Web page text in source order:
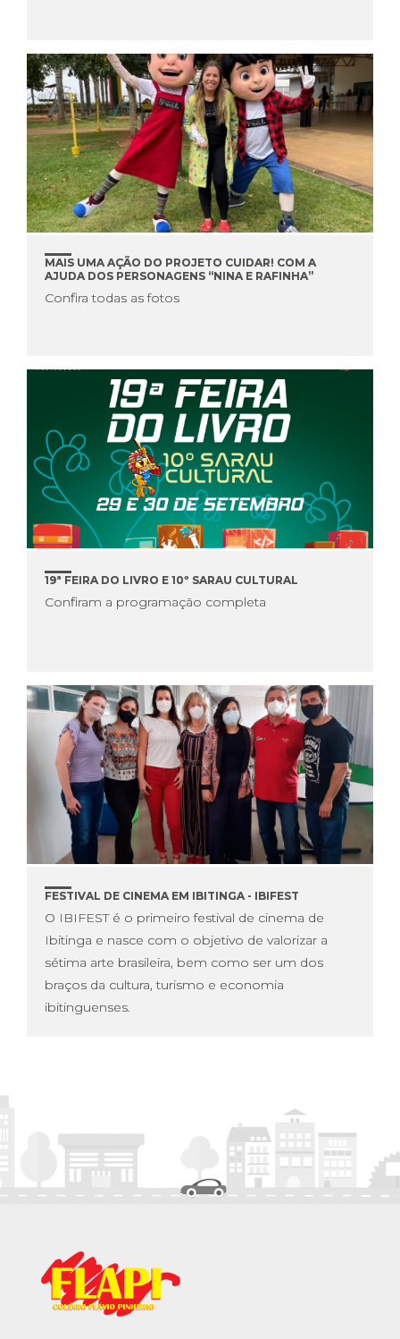
MAIS UMA AÇÃO DO PROJETO CUIDAR! COM A
AJUDA DOS PERSONAGENS “NINA E RAFINHA”
Confira todas as fotos
19ª FEIRA DO LIVRO E 10º SARAU CULTURAL
Confiram a programação completa
FESTIVAL DE CINEMA EM IBITINGA - IBIFEST
O IBIFEST é o primeiro festival de cinema de
Ibitinga e nasce com o objetivo de valorizar a
sétima arte brasileira, bem como ser um dos
braços da cultura, turismo e economia
ibitinguenses.